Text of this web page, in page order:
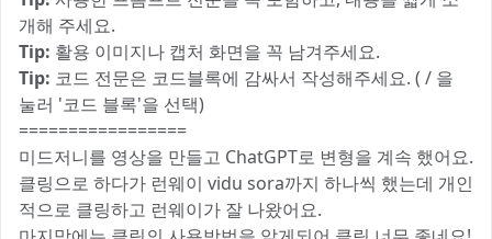
개해 주세요.
Tip: 활용 이미지나 캡처 화면을 꼭 남겨주세요.
Tip: 코드 전문은 코드블록에 감싸서 작성해주세요. ( / 을
눌러 '코드 블록'을 선택)
=================
미드저니를 영상을 만들고 ChatGPT로 변형을 계속 했어요.
클링으로 하다가 런웨이 vidu sora까지 하나씩 했는데 개인
적으로 클링하고 런웨이가 잘 나왔어요.